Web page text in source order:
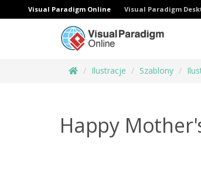
Visual Paradigm Online Visual Paradigm
Ilustracje Szablony
Happy